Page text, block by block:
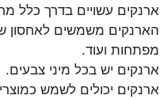
ארנקים עשויים בדרך כלל
הארנקים משמשים לאחסון
מפתחות ועוד.
ארנקים יש בכל מיני צבעים.
ארנקים יכולים לשמש